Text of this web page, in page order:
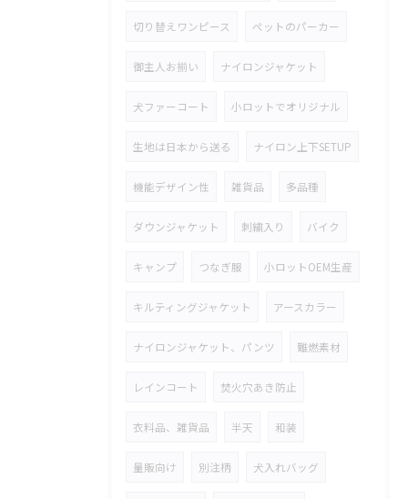
切り替えワンピース ペットのパーカー
御主人お揃い ナイロンジャケット
犬ファーコート 小ロットでオリジナル
生地は日本から送る ナイロン上下SETUP
機能デザイン性 雑貨品 多品種
ダウンジャケット 刺繍入り バイク
キャンプ つなぎ服 小ロットOEM生産
キルティングジャケット アースカラー
ナイロンジャケット、パンツ 難燃素材
レインコート 焚火穴あき防止
衣料品、雑貨品 半天 和装
量販向け 別注柄 犬入れバッグ